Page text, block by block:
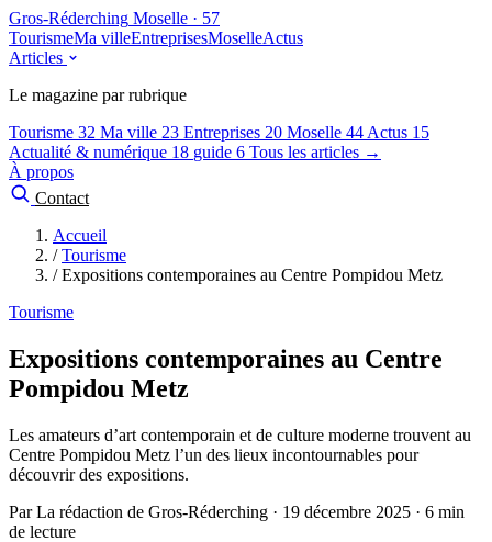
Gros-Réderching Moselle · 57
TourismeMa villeEntreprisesMoselleActus
Articles
Le magazine par rubrique
Tourisme 32 Ma ville 23 Entreprises 20 Moselle 44 Actus 15
Actualité & numérique 18 guide 6 Tous les articles →
À propos
Contact
Accueil
/ Tourisme
/ Expositions contemporaines au Centre Pompidou Metz
Tourisme
Expositions contemporaines au Centre
Pompidou Metz
Les amateurs d’art contemporain et de culture moderne trouvent au
Centre Pompidou Metz l’un des lieux incontournables pour
découvrir des expositions.
Par La rédaction de Gros-Réderching · 19 décembre 2025 · 6 min
de lecture